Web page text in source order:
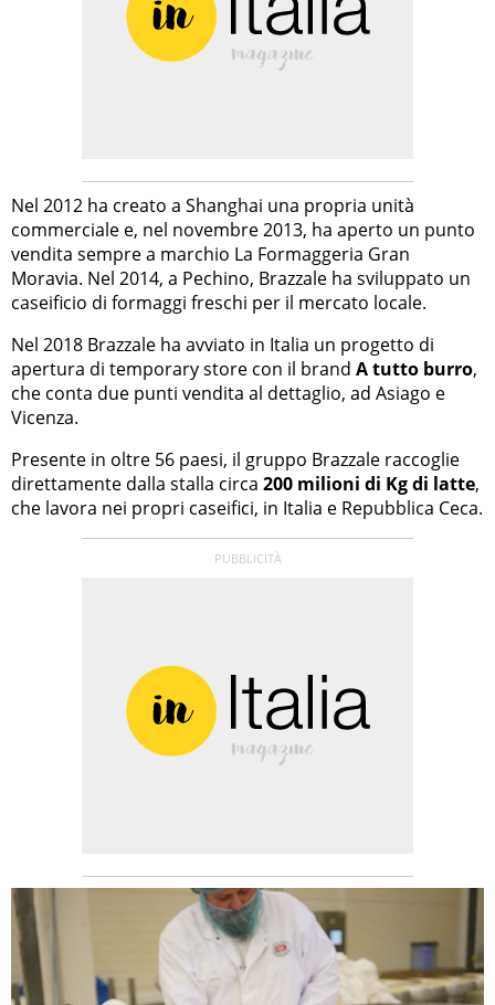
Nel 2012 ha creato a Shanghai una propria unità
commerciale e, nel novembre 2013, ha aperto un punto
vendita sempre a marchio La Formaggeria Gran
Moravia. Nel 2014, a Pechino, Brazzale ha sviluppato un
caseificio di formaggi freschi per il mercato locale.
Nel 2018 Brazzale ha avviato in Italia un progetto di
apertura di temporary store con il brand A tutto burro,
che conta due punti vendita al dettaglio, ad Asiago e
Vicenza.
Presente in oltre 56 paesi, il gruppo Brazzale raccoglie
direttamente dalla stalla circa 200 milioni di Kg di latte,
che lavora nei propri caseifici, in Italia e Repubblica Ceca.